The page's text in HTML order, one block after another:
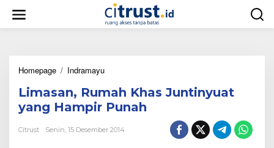
w
Homepage / Indramayu
m
a
s
n
Limasan, Rumah Khas Juntinyuat
yang Hampir Punah
Citrust Senin, 15 Desember 2014